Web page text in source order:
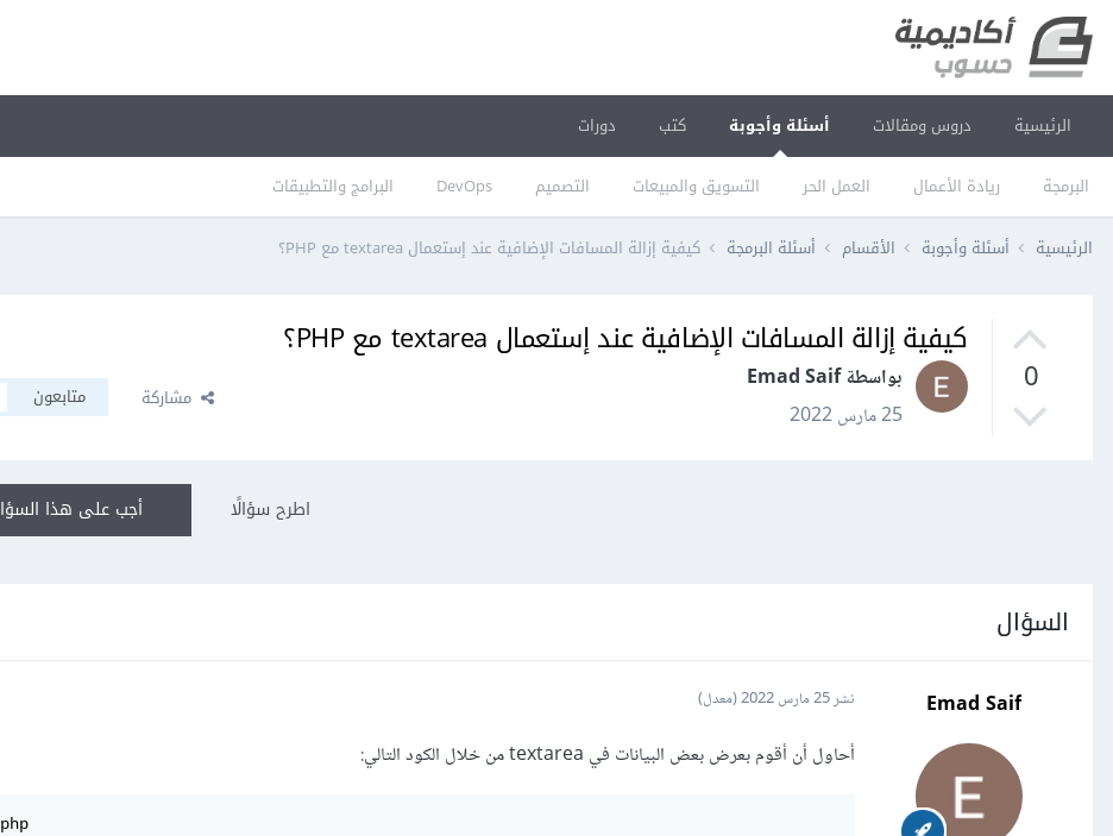
الرئيسية دروس ومقالات أسئلة وأجوبة
البرمجة ريادة الأعمال العمل الحر التسويق والمبيعات التصميم DevOps البرامج والتطبيقات
كتب دورات
الرئيسية أسئلة وأجوبة الأقسام أسئلة البرمجة كيفية إزالة المسافات الإضافية عند إستعمال textarea مع PHP؟
0
كيفية إزالة المسافات الإضافية عند إستعمال textarea مع PHP؟
بواسطة Emad Saif
25 مارس 2022
مشاركة متابعون
أجب على هذا اطرح سؤالًا
السؤال
Emad Saif نشر25 مارس 2022 (معدل)
أحاول أن أقوم بعرض بعض البيانات في textarea من خلال الكود التالي:
php